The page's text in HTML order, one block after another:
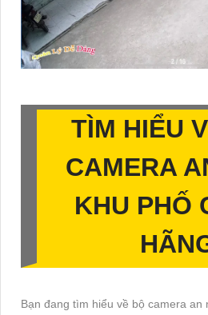
TÌM HIỂU
CAMERA
KHU PHỐ
Bạn đang tìm hiểu về bộ camera an